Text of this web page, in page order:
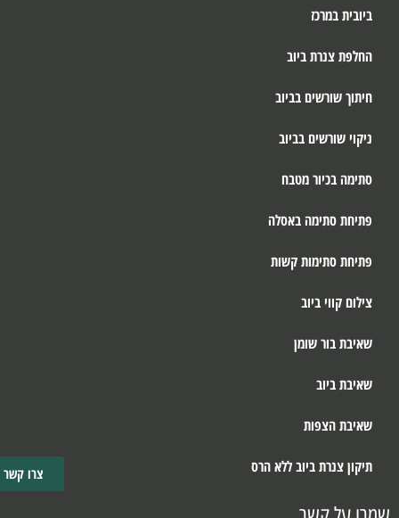
צרו קשר
ביובית במרכז
החלפת צנרת ביוב
חיתוך שורשים בביוב
ניקוי שורשים בביוב
סתימה בכיור מטבח
פתיחת סתימה באסלה
פתיחת סתימות קשות
צילום קווי ביוב
שאיבת בור שומן
שאיבת ביוב
שאיבת הצפות
תיקון צנרת ביוב ללא הרס